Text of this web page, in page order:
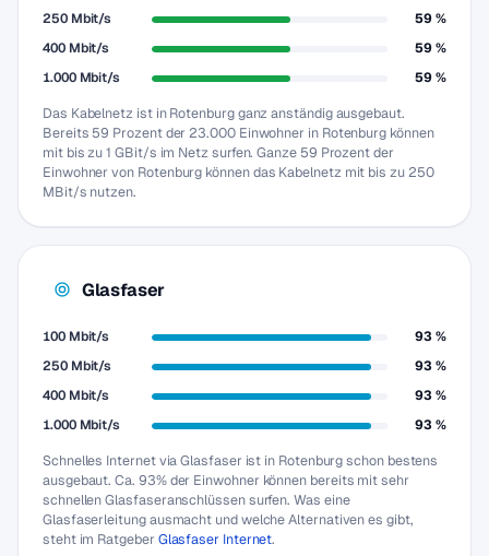
250 Mbit/s
59 %
400 Mbit/s
59 %
1.000 Mbit/s
59 %
Das Kabelnetz ist in Rotenburg ganz anständig ausgebaut.
Bereits 59 Prozent der 23.000 Einwohner in Rotenburg können
mit bis zu 1 GBit/s im Netz surfen. Ganze 59 Prozent der
Einwohner von Rotenburg können das Kabelnetz mit bis zu 250
MBit/s nutzen.
Glasfaser
100 Mbit/s
93 %
250 Mbit/s
93 %
400 Mbit/s
93 %
1.000 Mbit/s
93 %
Schnelles Internet via Glasfaser ist in Rotenburg schon bestens
ausgebaut. Ca. 93% der Einwohner können bereits mit sehr
schnellen Glasfaseranschlüssen surfen. Was eine
Glasfaserleitung ausmacht und welche Alternativen es gibt,
steht im Ratgeber Glasfaser Internet.